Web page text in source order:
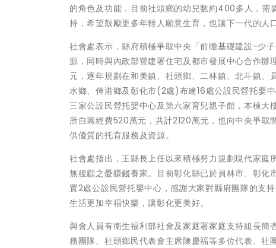
的角色及功能，目前社頭鄉的幼兒數約400多人，需
持，希望鼓勵更多年輕人願意生育，也讓下一代的人
社會處表示，縣府積極爭取中央「前瞻基礎建設-少
源，同時與內政部營建署住宅及都市發展中心合作
元，逐年規劃在和美鎮、社頭鄉、二林鎮、北斗鎮
水鄉、伸港鄉及彰化市(2處)布建16處公設民營托嬰
三家公設民營托嬰中心及第六家育兒親子館，本棟
所自籌經費520萬元，共計2120萬元，也向中央爭
供優質的托育服務及資源。
社會處指出，王縣長上任以來積極努力規劃現代家
無後顧之憂賺錢養家。目前彰化縣已於員林市、彰
置2處公設民營托嬰中心，感謝大家對縣府團隊的支
生活更加幸福快樂，讓彰化更美好。
與會人員有衛生福利部社會及家庭署家庭支持組長
務團隊、社頭鄉民代表會主席陳慶福等多位代表、